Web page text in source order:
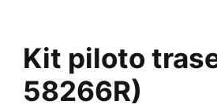
Kit piloto
58266R)